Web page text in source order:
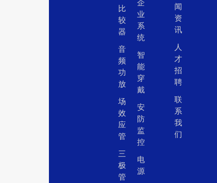
比
较
器
音
频
功
放
场
效
应
管
三
极
管
企
业
系
统
智
能
穿
戴
安
防
监
控
电
源
闻
资
讯
人
才
招
聘
联
系
我
们